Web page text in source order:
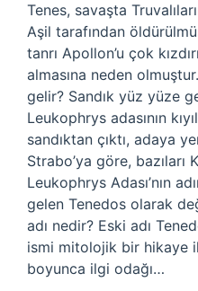
Tenes, savaşta
Aşil tarafından
tanrı Apollon’u çok
almasına neden
gelir? Sandık yüz yüze
Leukophrys adasının
sandıktan çıktı, adaya
Strabo’ya göre, bazıları
Leukophrys Adası’nın
gelen Tenedos olarak
adı nedir? Eski adı
ismi mitolojik bir hikaye
boyunca ilgi odağı…